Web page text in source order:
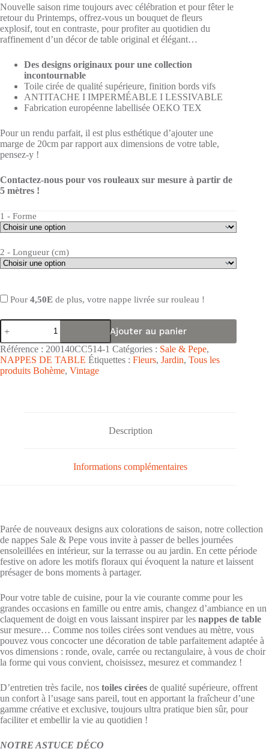
Nouvelle saison rime toujours avec célébration et pour fêter le
retour du Printemps, offrez-vous un bouquet de fleurs
explosif, tout en contraste, pour profiter au quotidien du
raffinement d’un décor de table original et élégant…
Des designs originaux pour une collection
incontournable
Toile cirée de qualité supérieure, finition bords vifs
ANTITACHE I IMPERMÉABLE I LESSIVABLE
Fabrication européenne labellisée OEKO TEX
Pour un rendu parfait, il est plus esthétique d’ajouter une
marge de 20cm par rapport aux dimensions de votre table,
pensez-y !
Contactez-nous pour vos rouleaux sur mesure à partir de
5 mètres !
1 - Forme
2 - Longueur (cm)
Pour 4,50E de plus, votre nappe livrée sur rouleau !
quantité
de
Nappe
de
table
toile
Ajouter au panier
Référence : 200140CC514-1 Catégories : Sale & Pepe,
NAPPES DE TABLE Étiquettes : Fleurs, Jardin, Tous les
produits Bohème, Vintage
Description
Informations complémentaires
Parée de nouveaux designs aux colorations de saison, notre collection
de nappes Sale & Pepe vous invite à passer de belles journées
ensoleillées en intérieur, sur la terrasse ou au jardin. En cette période
festive on adore les motifs floraux qui évoquent la nature et laissent
présager de bons moments à partager.
Pour votre table de cuisine, pour la vie courante comme pour les
grandes occasions en famille ou entre amis, changez d’ambiance en un
claquement de doigt en vous laissant inspirer par les nappes de table
sur mesure… Comme nos toiles cirées sont vendues au mètre, vous
pouvez vous concocter une décoration de table parfaitement adaptée à
vos dimensions : ronde, ovale, carrée ou rectangulaire, à vous de choir
la forme qui vous convient, choisissez, mesurez et commandez !
D’entretien très facile, nos toiles cirées de qualité supérieure, offrent
un confort à l’usage sans pareil, tout en apportant la fraîcheur d’une
gamme créative et exclusive, toujours ultra pratique bien sûr, pour
faciliter et embellir la vie au quotidien !
NOTRE ASTUCE DÉCO